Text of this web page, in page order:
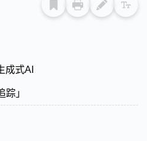
成式AI
」